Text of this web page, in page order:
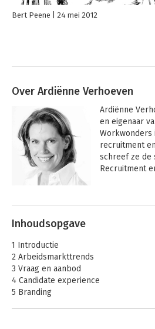
Bert Peene 24 mei 2012
Over Ardiënne Verhoeven
Ardiënne
en eigenaar
Workwonders
recruitment
schreef ze de
Recruitment
organisaties
Andere boeken door
Verhoeven
Inhoudsopgave
1 Introductie
2 Arbeidsmarkttrends
3 Vraag en aanbod
4 Candidate experience
5 Branding